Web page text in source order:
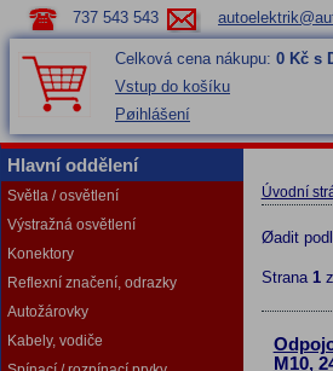
737 543 543
Celková cena nákupu: 0 Kč s
Vstup do košíku
Pøihlášení
Hlavní oddělení
Světla / osvětlení
Výstražná osvětlení
Konektory
Reflexní značení, odrazky
Autožárovky
Kabely, vodiče
Úvodní
Øadit
Strana 1z
M10,